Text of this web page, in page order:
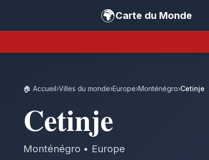
🌍Carte du Monde
🏠 Accueil›Villes du monde›Europe›Monténégro›Cetinje
Cetinje
Monténégro • Europe